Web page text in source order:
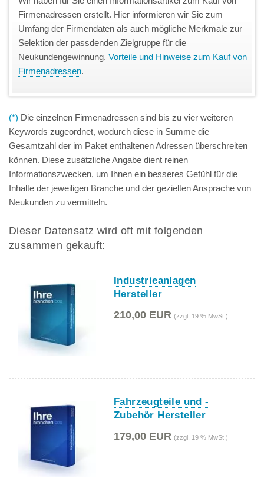
Firmenadressen erstellt. Hier informieren wir Sie zum
Umfang der Firmendaten als auch mögliche Merkmale zur
Selektion der passdenden Zielgruppe für die
Neukundengewinnung. Vorteile und Hinweise zum Kauf von
Firmenadressen.
(*) Die einzelnen Firmenadressen sind bis zu vier weiteren
Keywords zugeordnet, wodurch diese in Summe die
Gesamtzahl der im Paket enthaltenen Adressen überschreiten
können. Diese zusätzliche Angabe dient reinen
Informationszwecken, um Ihnen ein besseres Gefühl für die
Inhalte der jeweiligen Branche und der gezielten Ansprache von
Neukunden zu vermitteln.
Dieser Datensatz wird oft mit folgenden
zusammen gekauft:
Industrieanlagen
Hersteller
210,00 EUR (zzgl. 19 % MwSt.)
Fahrzeugteile und -
Zubehör Hersteller
179,00 EUR (zzgl. 19 % MwSt.)